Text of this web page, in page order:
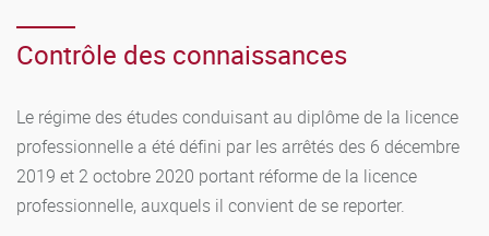
Contrôle des connaissances
Le régime des études conduisant au diplôme de la licence
professionnelle a été défini par les arrêtés des 6 décembre
2019 et 2 octobre 2020 portant réforme de la licence
professionnelle, auxquels il convient de se reporter.